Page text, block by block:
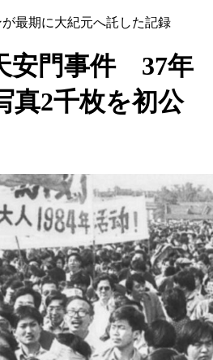
最期に大紀元へ託した記録
安門事件 37年
真2千枚を初公